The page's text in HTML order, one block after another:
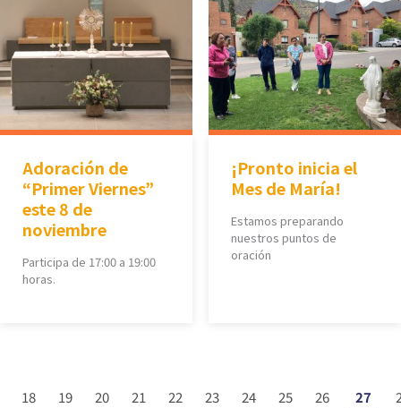
Adoración de
“Primer Viernes”
este 8 de
noviembre
Participa de 17:00 a 19:00
horas.
¡Pronto inicia el
Mes de María!
Estamos preparando
nuestros puntos de
oración
18 19 20 21 22 23 24 25 26 27